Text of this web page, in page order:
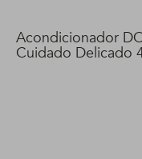
Acondicionador
Cuidado Delicado